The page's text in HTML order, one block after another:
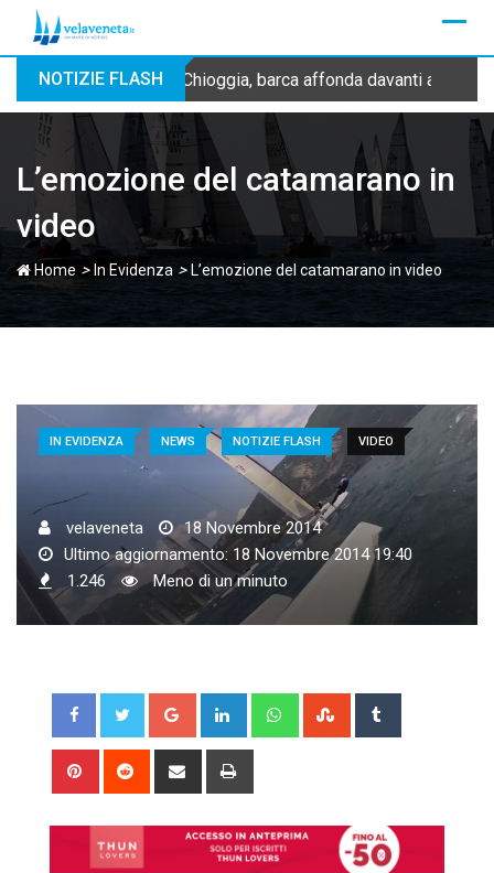
NOTIZIE FLASH Chioggia, barca affonda davanti alla
L’emozione del catamarano in
video
Home > In Evidenza > L’emozione del catamarano in video
IN EVIDENZA NEWS NOTIZIE FLASH VIDEO
velaveneta
18 Novembre 2014
Ultimo aggiornamento: 18 Novembre 2014 19:40
1.246
Meno di un minuto
Google+ LinkedIn WhatsappStumbleUpon
Pinterest Reddit
Share